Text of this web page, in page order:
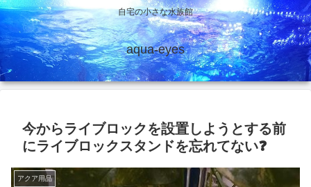
自宅の小さな水族館
aqua-eyes
今からライブロックを設置しようとする前
にライブロックスタンドを忘れてない❓
アクア用品